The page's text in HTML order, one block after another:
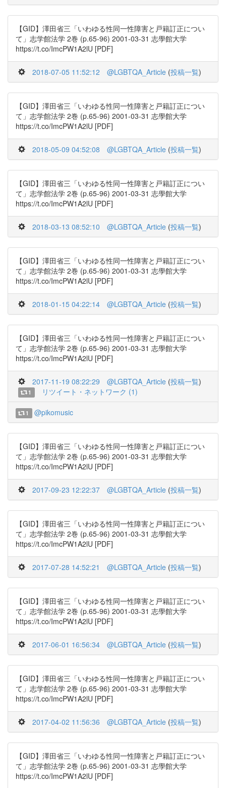
【GID】澤田省三「いわゆる性同一性障害と戸籍訂正につい
て」志学館法学 2巻 (p.65-96) 2001-03-31 志學館大学
https://t.co/ImcPW1A2lU [PDF]
2018-07-05 11:52:12 @LGBTQA_Article (投稿一覧)
【GID】澤田省三「いわゆる性同一性障害と戸籍訂正につい
て」志学館法学 2巻 (p.65-96) 2001-03-31 志學館大学
https://t.co/ImcPW1A2lU [PDF]
2018-05-09 04:52:08 @LGBTQA_Article (投稿一覧)
【GID】澤田省三「いわゆる性同一性障害と戸籍訂正につい
て」志学館法学 2巻 (p.65-96) 2001-03-31 志學館大学
https://t.co/ImcPW1A2lU [PDF]
2018-03-13 08:52:10 @LGBTQA_Article (投稿一覧)
【GID】澤田省三「いわゆる性同一性障害と戸籍訂正につい
て」志学館法学 2巻 (p.65-96) 2001-03-31 志學館大学
https://t.co/ImcPW1A2lU [PDF]
2018-01-15 04:22:14 @LGBTQA_Article (投稿一覧)
【GID】澤田省三「いわゆる性同一性障害と戸籍訂正につい
て」志学館法学 2巻 (p.65-96) 2001-03-31 志學館大学
https://t.co/ImcPW1A2lU [PDF]
2017-11-19 08:22:29 @LGBTQA_Article (投稿一覧)
1 リツイート・ネットワーク (1)
1 @pikomusic
【GID】澤田省三「いわゆる性同一性障害と戸籍訂正につい
て」志学館法学 2巻 (p.65-96) 2001-03-31 志學館大学
https://t.co/ImcPW1A2lU [PDF]
2017-09-23 12:22:37 @LGBTQA_Article (投稿一覧)
【GID】澤田省三「いわゆる性同一性障害と戸籍訂正につい
て」志学館法学 2巻 (p.65-96) 2001-03-31 志學館大学
https://t.co/ImcPW1A2lU [PDF]
2017-07-28 14:52:21 @LGBTQA_Article (投稿一覧)
【GID】澤田省三「いわゆる性同一性障害と戸籍訂正につい
て」志学館法学 2巻 (p.65-96) 2001-03-31 志學館大学
https://t.co/ImcPW1A2lU [PDF]
2017-06-01 16:56:34 @LGBTQA_Article (投稿一覧)
【GID】澤田省三「いわゆる性同一性障害と戸籍訂正につい
て」志学館法学 2巻 (p.65-96) 2001-03-31 志學館大学
https://t.co/ImcPW1A2lU [PDF]
2017-04-02 11:56:36 @LGBTQA_Article (投稿一覧)
【GID】澤田省三「いわゆる性同一性障害と戸籍訂正につい
て」志学館法学 2巻 (p.65-96) 2001-03-31 志學館大学
https://t.co/ImcPW1A2lU [PDF]